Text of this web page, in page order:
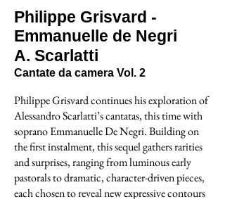
Philippe Grisvard -
Emmanuelle de Negri
A. Scarlatti
Cantate da camera Vol. 2
Philippe Grisvard continues his exploration of
Alessandro Scarlatti’s cantatas, this time with
soprano Emmanuelle De Negri. Building on
the first instalment, this sequel gathers rarities
and surprises, ranging from luminous early
pastorals to dramatic, character-driven pieces,
each chosen to reveal new expressive contours